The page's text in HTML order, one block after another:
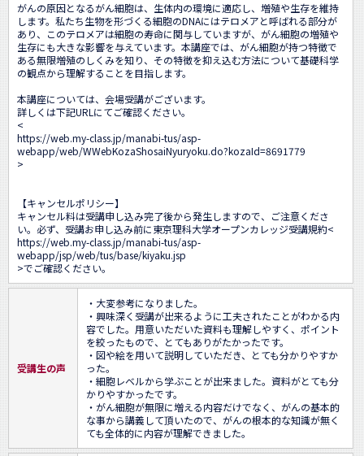
がんの原因となるがん細胞は、生体内の環境に適応し、増殖や生存を維持
します。私たち生物を形づくる細胞のDNAにはテロメアと呼ばれる部分が
あり、このテロメアは細胞の寿命に関与していますが、がん細胞の増殖や
生存にも大きな影響を与えています。本講座では、がん細胞が持つ特徴で
ある無限増殖のしくみを知り、その特徴を抑え込む方法について基礎科学
の観点から理解することを目指します。
本講座については、会場受講がございます。
詳しくは下記URLにてご確認ください。
<
https://web.my-class.jp/manabi-tus/asp-
webapp/web/WWebKozaShosaiNyuryoku.do?kozaId=8691779
>
【キャンセルポリシー】
キャンセル料は受講申し込み完了後から発生しますので、ご注意くださ
い。必ず、受講お申し込み前に東京理科大学オープンカレッジ受講規約<
https://web.my-class.jp/manabi-tus/asp-
webapp/jsp/web/tus/base/kiyaku.jsp
>でご確認ください。
受講生の声
・大変参考になりました。
・興味深く受講が出来るように工夫されたことがわかる内
容でした。用意いただいた資料も理解しやすく、ポイント
を絞ったもので、とてもありがたかったです。
・図や絵を用いて説明していただき、とても分かりやすか
った。
・細胞レベルから学ぶことが出来ました。資料がとても分
かりやすかったです。
・がん細胞が無限に増える内容だけでなく、がんの基本的
な事から講義して頂いたので、がんの根本的な知識が無く
ても全体的に内容が理解できました。